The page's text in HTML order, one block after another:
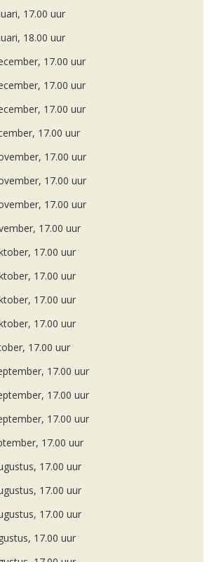
17.00 uur
18.00 uur
17.00 uur
17.00 uur
17.00 uur
17.00 uur
17.00 uur
17.00 uur
17.00 uur
17.00 uur
17.00 uur
17.00 uur
17.00 uur
17.00 uur
17.00 uur
17.00 uur
17.00 uur
17.00 uur
17.00 uur
17.00 uur
17.00 uur
17.00 uur
17.00 uur